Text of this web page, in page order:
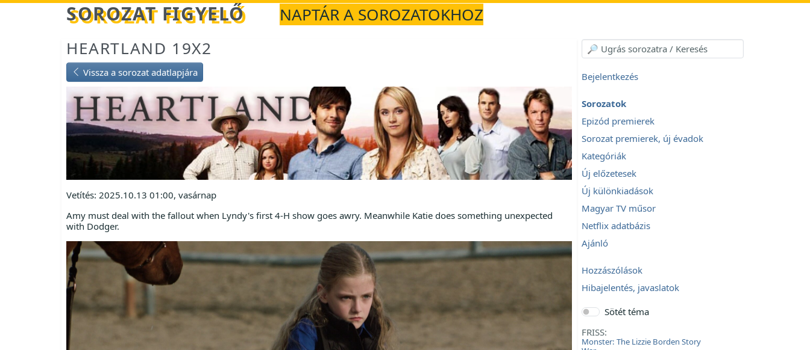
Betöltés... SOROZAT FIGYELŐ
NAPTÁR A SOROZATOKHOZ
HEARTLAND 19X2
Vissza a sorozat adatlapjára
Vetítés: 2025.10.13 01:00, vasárnap
Amy must deal with the fallout when Lyndy's first 4-H show goes awry. Meanwhile Katie does something unexpected
with Dodger.
Bejelentkezés
Sorozatok
Epizód premierek
Sorozat premierek, új évadok
Kategóriák
Új előzetesek
Új különkiadások
Magyar TV műsor
Netflix adatbázis
Ajánló
Hozzászólások
Hibajelentés, javaslatok
Sötét téma
FRISS:
Monster: The Lizzie Borden Story